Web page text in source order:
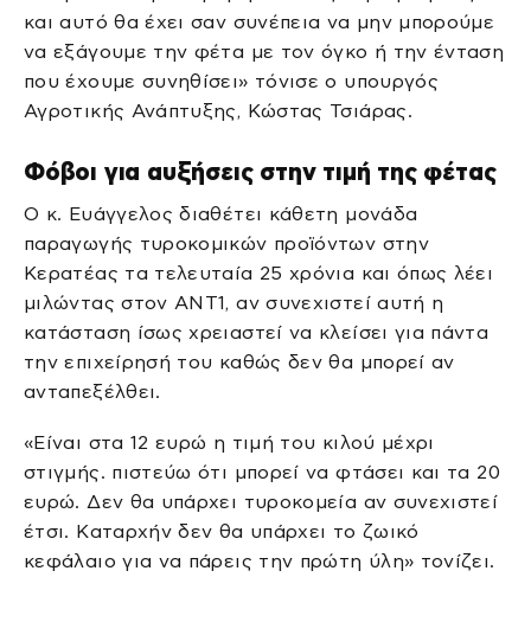
και αυτό θα έχει σαν συνέπεια να μην μπορούμε
να εξάγουμε την φέτα με τον όγκο ή την ένταση
που έχουμε συνηθίσει» τόνισε ο υπουργός
Αγροτικής Ανάπτυξης, Κώστας Τσιάρας.
Φόβοι για αυξήσεις στην τιμή της φέτας
Ο κ. Ευάγγελος διαθέτει κάθετη μονάδα
παραγωγής τυροκομικών προϊόντων στην
Κερατέας τα τελευταία 25 χρόνια και όπως λέει
μιλώντας στον ΑΝΤ1, αν συνεχιστεί αυτή η
κατάσταση ίσως χρειαστεί να κλείσει για πάντα
την επιχείρησή του καθώς δεν θα μπορεί αν
ανταπεξέλθει.
«Είναι στα 12 ευρώ η τιμή του κιλού μέχρι
στιγμής. πιστεύω ότι μπορεί να φτάσει και τα 20
ευρώ. Δεν θα υπάρχει τυροκομεία αν συνεχιστεί
έτσι. Καταρχήν δεν θα υπάρχει το ζωικό
κεφάλαιο για να πάρεις την πρώτη ύλη» τονίζει.